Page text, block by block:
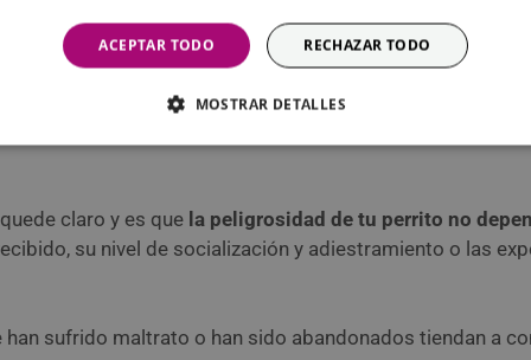
de perros más peligrosas?
diferentes clasificaciones de las razas de perros
cada perro para causar daño en función de las
claro y es que la peligrosidad de tu perrito no
su nivel de socialización y adiestramiento o las
sufrido maltrato o han sido abandonados tiendan a
ACEPTAR TODO RECHAZAR TODO
MOSTRAR DETALLES